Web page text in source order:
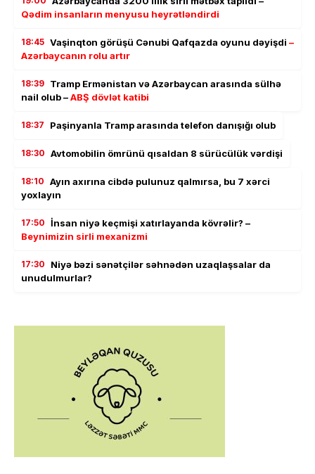
Qədim insanların menyusu heyrətləndirdi
18:45 Vaşinqton görüşü Cənubi Qafqazda oyunu dəyişdi –
Azərbaycanın rolu artır
18:39 Tramp Ermənistan və Azərbaycan arasında sülhə
nail olub –ABŞ dövlət katibi
18:37 Paşinyanla Tramp arasında telefon danışığı olub
18:30 Avtomobilin ömrünü qısaldan 8 sürücülük vərdişi
18:10 Ayın axırına cibdə pulunuz qalmırsa, bu 7 xərci
yoxlayın
17:50 İnsan niyə keçmişi xatırlayanda kövrəlir? –
Beynimizin sirli mexanizmi
17:30
Niyə bəzi sənətçilər səhnədən uzaqlaşsalar da
unudulmurlar?